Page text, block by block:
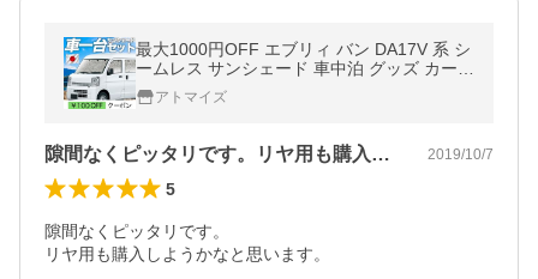
最大1000円OFF エブリィ バン DA17V 系 シ
ームレス サンシェード 車中泊 グッズ カーテ
ン エブリィ DA17W 【日本製】
アトマイズ
隙間なくピッタリです。リヤ用も購入しよ… 2019/10/7
5
隙間なくピッタリです。
リヤ用も購入しようかなと思います。